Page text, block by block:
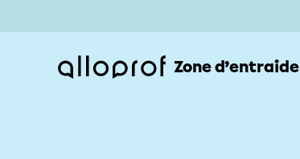
Zone d’entraide